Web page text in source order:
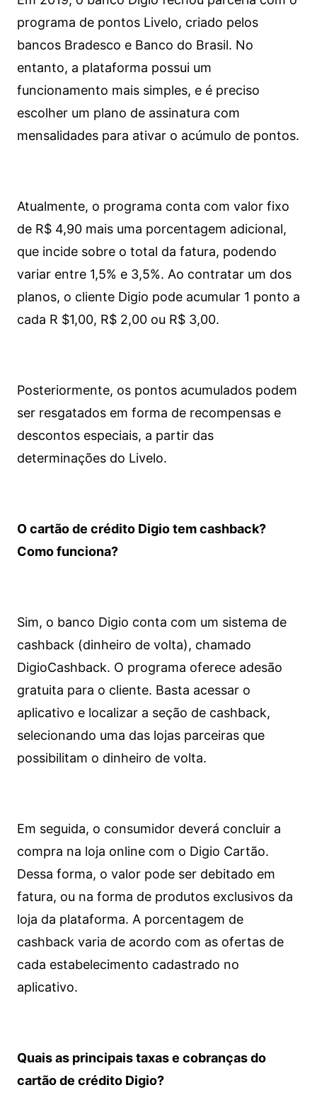
programa de pontos Livelo, criado pelos
bancos Bradesco e Banco do Brasil. No
entanto, a plataforma possui um
funcionamento mais simples, e é preciso
escolher um plano de assinatura com
mensalidades para ativar o acúmulo de pontos.
Atualmente, o programa conta com valor fixo
de R$ 4,90 mais uma porcentagem adicional,
que incide sobre o total da fatura, podendo
variar entre 1,5% e 3,5%. Ao contratar um dos
planos, o cliente Digio pode acumular 1 ponto a
cada R $1,00, R$ 2,00 ou R$ 3,00.
Posteriormente, os pontos acumulados podem
ser resgatados em forma de recompensas e
descontos especiais, a partir das
determinações do Livelo.
O cartão de crédito Digio tem cashback?
Como funciona?
Sim, o banco Digio conta com um sistema de
cashback (dinheiro de volta), chamado
DigioCashback. O programa oferece adesão
gratuita para o cliente. Basta acessar o
aplicativo e localizar a seção de cashback,
selecionando uma das lojas parceiras que
possibilitam o dinheiro de volta.
Em seguida, o consumidor deverá concluir a
compra na loja online com o Digio Cartão.
Dessa forma, o valor pode ser debitado em
fatura, ou na forma de produtos exclusivos da
loja da plataforma. A porcentagem de
cashback varia de acordo com as ofertas de
cada estabelecimento cadastrado no
aplicativo.
Quais as principais taxas e cobranças do
cartão de crédito Digio?